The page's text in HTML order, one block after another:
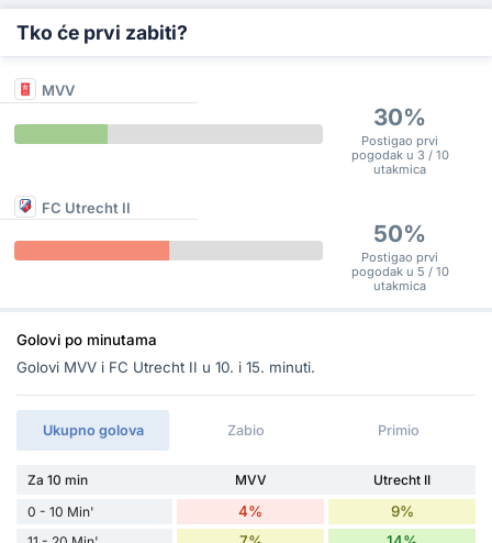
Tko će prvi zabiti?
MVV
30%
Postigao prvi
pogodak u 3 / 10
utakmica
FC Utrecht II
50%
Postigao prvi
pogodak u 5 / 10
utakmica
Golovi po minutama
Golovi MVV i FC Utrecht II u 10. i 15. minuti.
Ukupno golova Zabio Primio
Za 10 min MVV
Utrecht II
0 - 10 Min'
4% 9%